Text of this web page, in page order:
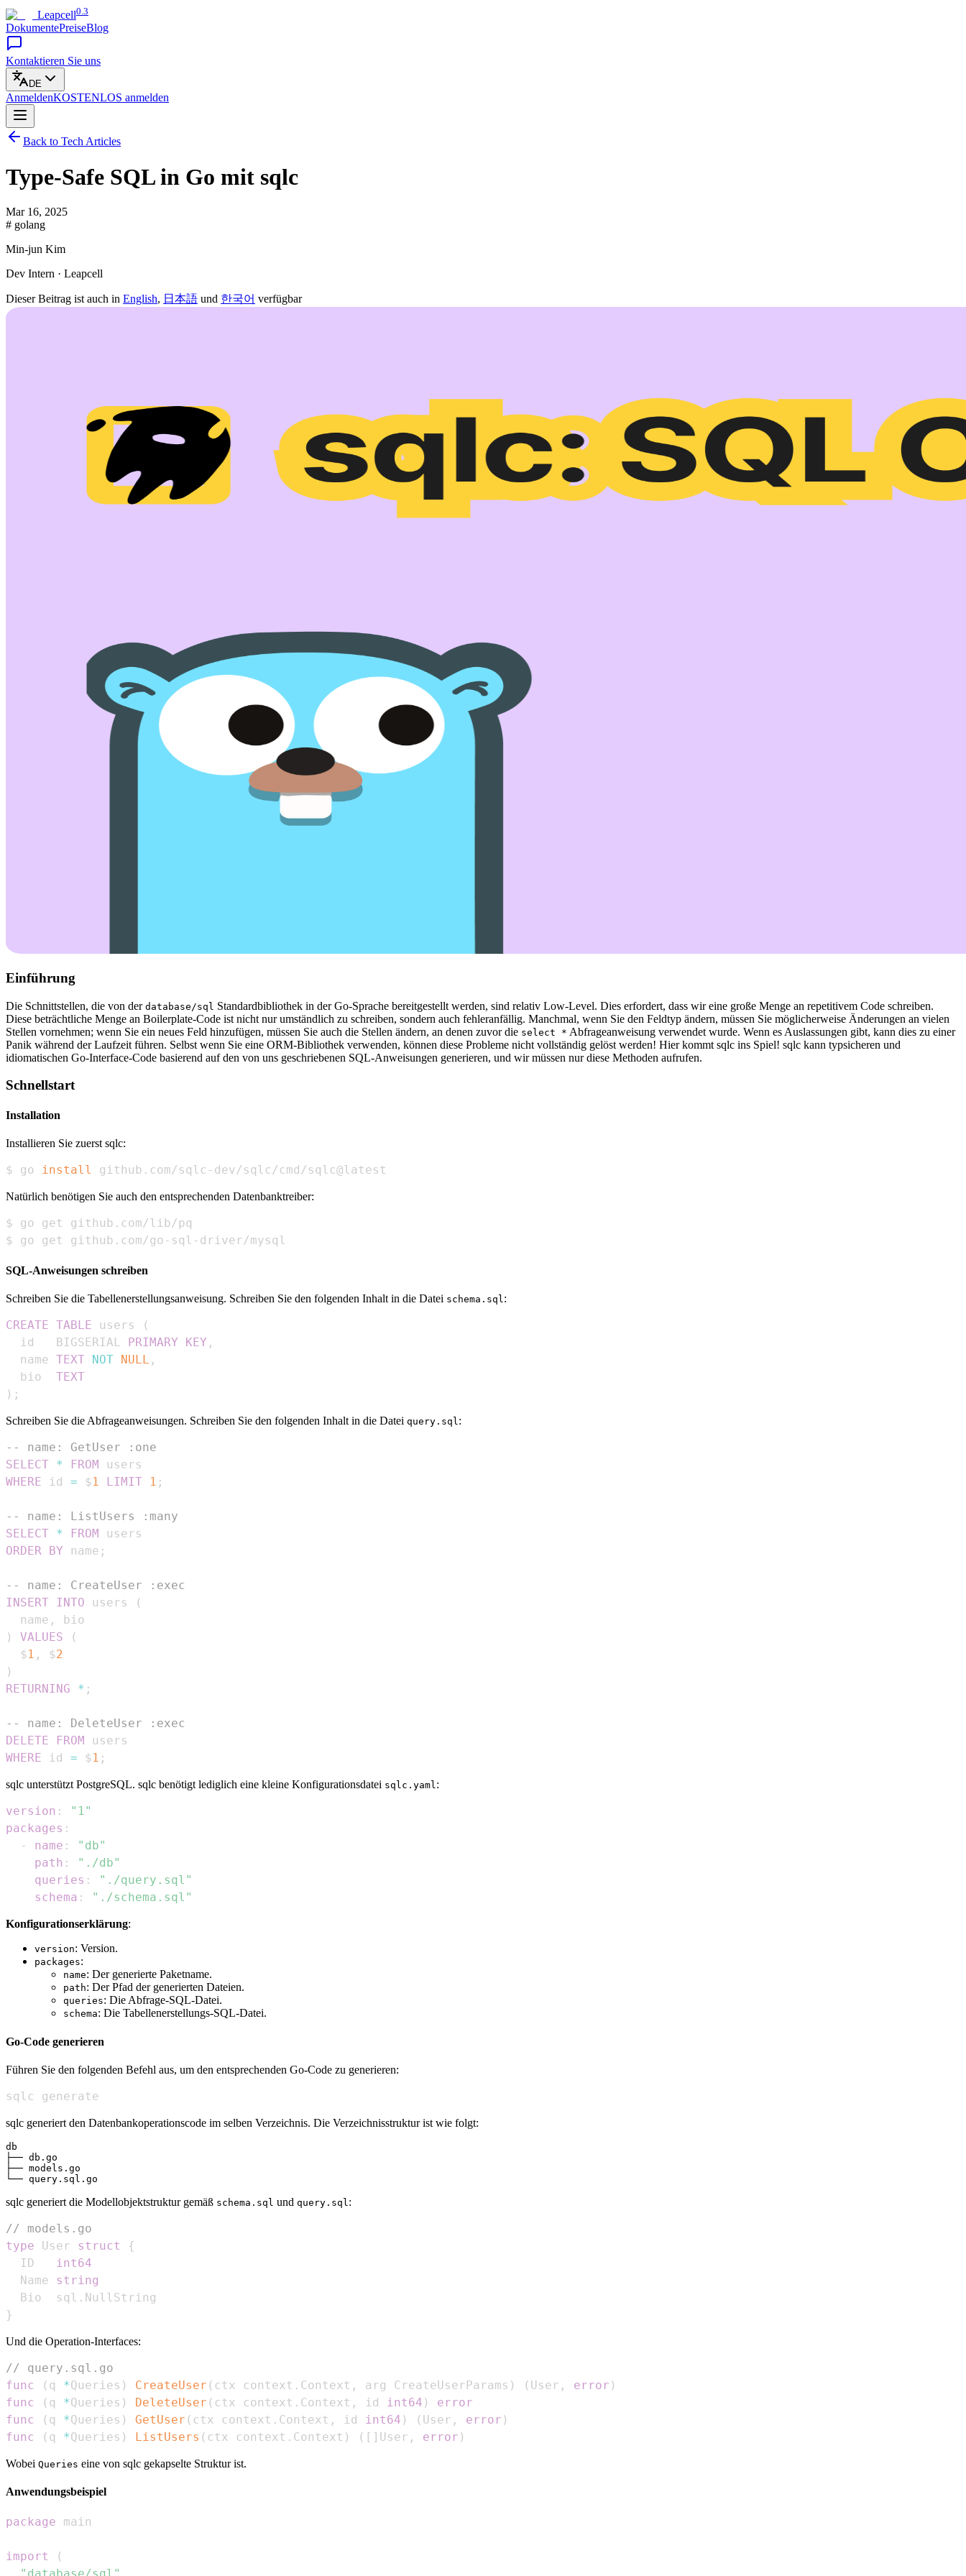
Leapcell0.3
DokumentePreiseBlog
Kontaktieren Sie uns
DE
AnmeldenKOSTENLOS anmelden
Back to Tech Articles
Type-Safe SQL in Go mit sqlc
Mar 16, 2025
# golang
Min-jun Kim
Dev Intern · Leapcell
Dieser Beitrag ist auch in English, 日本語 und 한국어 verfügbar
Einführung
Die Schnittstellen, die von der database/sql Standardbibliothek in der Go-Sprache bereitgestellt werden, sind relativ Low-Level. Dies erfordert, dass wir eine große Menge an repetitivem Code schreiben.
Diese beträchtliche Menge an Boilerplate-Code ist nicht nur umständlich zu schreiben, sondern auch fehleranfällig. Manchmal, wenn Sie den Feldtyp ändern, müssen Sie möglicherweise Änderungen an vielen
Stellen vornehmen; wenn Sie ein neues Feld hinzufügen, müssen Sie auch die Stellen ändern, an denen zuvor die select * Abfrageanweisung verwendet wurde. Wenn es Auslassungen gibt, kann dies zu einer
Panik während der Laufzeit führen. Selbst wenn Sie eine ORM-Bibliothek verwenden, können diese Probleme nicht vollständig gelöst werden! Hier kommt sqlc ins Spiel! sqlc kann typsicheren und
idiomatischen Go-Interface-Code basierend auf den von uns geschriebenen SQL-Anweisungen generieren, und wir müssen nur diese Methoden aufrufen.
Schnellstart
Installation
Installieren Sie zuerst sqlc:
$ go install github.com/sqlc-dev/sqlc/cmd/sqlc@latest
Natürlich benötigen Sie auch den entsprechenden Datenbanktreiber:
$ go get github.com/go-sql-driver/mysql
SQL-Anweisungen schreiben
Schreiben Sie die Tabellenerstellungsanweisung. Schreiben Sie den folgenden Inhalt in die Datei schema.sql:
CREATE TABLE users
(
  id   BIGSERIAL
PRIMARY KEY ,
  name
TEXT NOT NULL ,
  bio
TEXT
) ;
Schreiben Sie die Abfrageanweisungen. Schreiben Sie den folgenden Inhalt in die Datei query.sql:
-- name: GetUser :one
SELECT * FROM
WHERE id = $1 LIMIT 1 ;
-- name: ListUsers :many
SELECT * FROM
ORDER
BY name ;
-- name: CreateUser :exec
INSERT INTO users
(
  name
,
)
VALUES
(
  $
1 , $2
)
RETURNING
* ;
-- name: DeleteUser :exec
DELETE
FROM
WHERE id = $1 ;
sqlc unterstützt PostgreSQL. sqlc benötigt lediglich eine kleine Konfigurationsdatei sqlc.yaml:
version :
"1"
packages :
-
name :
"db"
path :
"./db"
queries :
"./query.sql"
schema : "./schema.sql"
Konfigurationserklärung:
version: Version.
packages:
name: Der generierte Paketname.
path: Der Pfad der generierten Dateien.
queries: Die Abfrage-SQL-Datei.
schema: Die Tabellenerstellungs-SQL-Datei.
Go-Code generieren
Führen Sie den folgenden Befehl aus, um den entsprechenden Go-Code zu generieren:
sqlc generate
sqlc generiert den Datenbankoperationscode im selben Verzeichnis. Die Verzeichnisstruktur ist wie folgt:
db
├── db.go
├── models.go
sqlc generiert die Modellobjektstruktur gemäß schema.sql und query.sql :
// models.go
type User struct
{
  ID
int64
  Name
string
  Bio  sql
.
}
Und die Operation-Interfaces:
// query.sql.go
func
( q *Queries ) CreateUser ( ctx context . Context , arg CreateUserParams ) ( User , error )
func
( q *Queries ) DeleteUser ( ctx context . Context , id int64 )
error
func
( q *Queries ) GetUser ( ctx context . Context , id int64 ) ( User , error )
func
( q *Queries ) ListUsers ( ctx context . Context ) ( [ ] User , error )
Wobei Queries eine von sqlc gekapselte Struktur ist.
Anwendungsbeispiel
package
import
(